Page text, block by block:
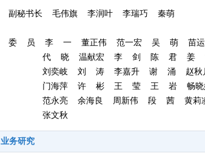
副秘书长  毛伟旗  李润叶  李瑞巧  秦萌
委  员  李  一  董正伟  范一宏  吴  萌  苗
代  晓  温献宏  李  剑  陈  君  姜  涛
刘奕岐  刘  涛  李嘉升  谢  涌  赵秋
门海萍  许  彬  王  莹  王  岩  畅晓
范永亮  余海良  周新伟  段  茜  黄莉凌
张文秋
业务研究